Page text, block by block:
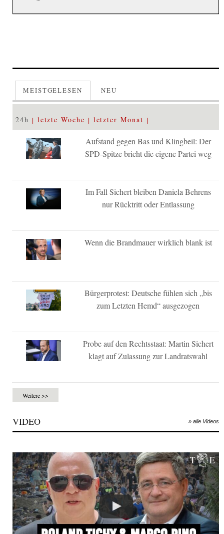
MEISTGELESEN NEU
24h letzte Woche letzter Monat
Aufstand gegen Bas und Klingbeil: Der
SPD-Spitze bricht die eigene Partei weg
Im Fall Sichert bleiben Daniela Behrens
nur Rücktritt oder Entlassung
Wenn die Brandmauer wirklich blank ist
Bürgerprotest: Deutsche fühlen sich „bis
zum Letzten Hemd“ ausgezogen
Probe auf den Rechtsstaat: Martin Sichert
klagt auf Zulassung zur Landratswahl
Weitere >>
VIDEO » alle Videos